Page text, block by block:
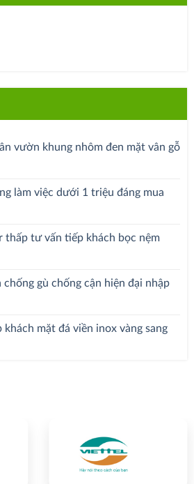
vườn khung nhôm đen mặt vân gỗ
làm việc dưới 1 triệu đáng mua
thấp tư vấn tiếp khách bọc nệm
chống gù chống cận hiện đại nhập
khách mặt đá viền inox vàng sang